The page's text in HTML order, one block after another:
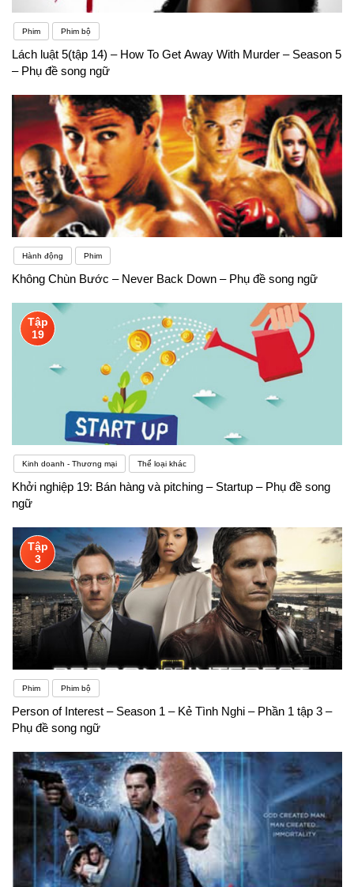
Phim Phim bộ
Lách luật 5(tập 14) – How To Get Away With Murder – Season 5
– Phụ đề song ngữ
Hành động Phim
Không Chùn Bước – Never Back Down – Phụ đề song ngữ
Tập
19
Kinh doanh - Thương mại Thể loại khác
Khởi nghiệp 19: Bán hàng và pitching – Startup – Phụ đề song
ngữ
Tập
3
Phim Phim bộ
Person of Interest – Season 1 – Kẻ Tình Nghi – Phần 1 tập 3 –
Phụ đề song ngữ